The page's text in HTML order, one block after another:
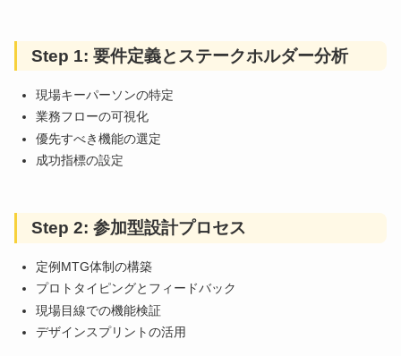
Step 1: 要件定義とステークホルダー分析
現場キーパーソンの特定
業務フローの可視化
優先すべき機能の選定
成功指標の設定
Step 2: 参加型設計プロセス
定例MTG体制の構築
プロトタイピングとフィードバック
現場目線での機能検証
デザインスプリントの活用